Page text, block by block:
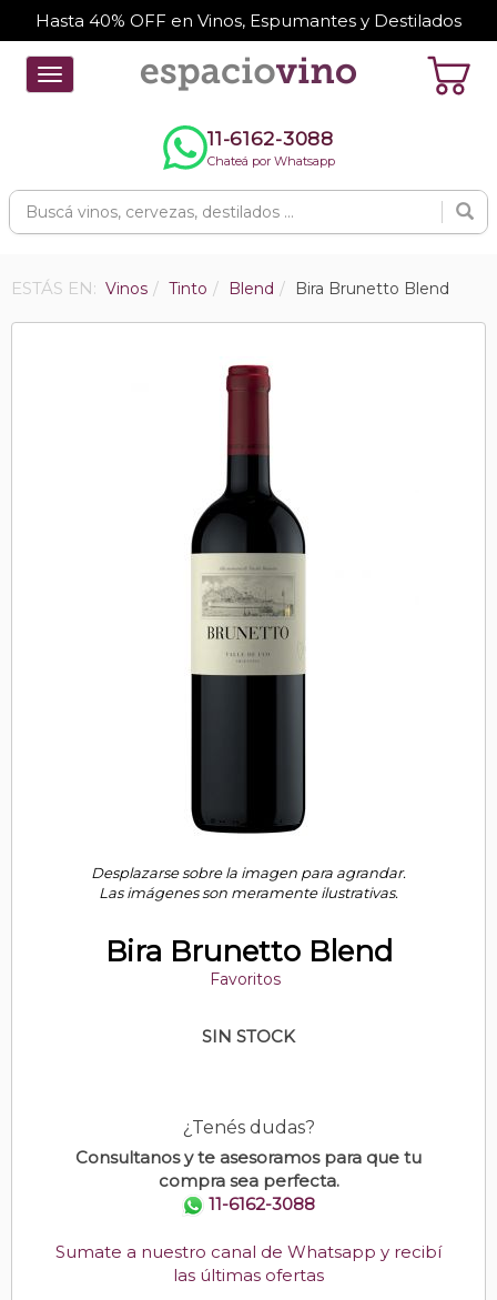
Hasta 40% OFF en Vinos, Espumantes y Destilados
Toggle
navigation
11-6162-3088
Chateá por Whatsapp
ESTÁS EN: Vinos Tinto Blend Bira Brunetto Blend
Desplazarse sobre la imagen para agrandar.
Las imágenes son meramente ilustrativas.
Bira Brunetto Blend
Favoritos
SIN STOCK
¿Tenés dudas?
Consultanos y te asesoramos para que tu
compra sea perfecta.
11-6162-3088
Sumate a nuestro canal de Whatsapp y recibí
las últimas ofertas